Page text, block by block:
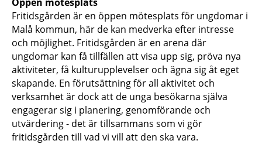
Fritidsgården är en öppen mötesplats för ungdomar i
Malå kommun, här de kan medverka efter intresse
och möjlighet. Fritidsgården är en arena där
ungdomar kan få tillfällen att visa upp sig, pröva nya
aktiviteter, få kulturupplevelser och ägna sig åt eget
skapande. En förutsättning för all aktivitet och
verksamhet är dock att de unga besökarna själva
engagerar sig i planering, genomförande och
utvärdering - det är tillsammans som vi gör
fritidsgården till vad vi vill att den ska vara.